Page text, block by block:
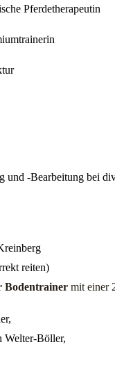
Pferdetherapeutin
und -Bearbeitung bei
reiten)
Bodentrainer mit einer
Welter-Böller,